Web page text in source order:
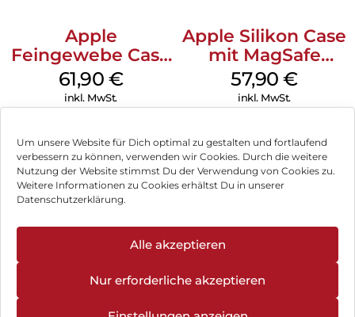
Um unsere Website für Dich optimal zu gestalten und fortlaufend
verbessern zu können, verwenden wir Cookies. Durch die weitere
Nutzung der Website stimmst Du der Verwendung von Cookies zu.
Weitere Informationen zu Cookies erhältst Du in unserer
Datenschutzerklärung.
Alle akzeptieren
Nur erforderliche akzeptieren
Apple
Feingewebe Case
iPhone 15 Pro
MagSafe Schwarz
61,90 €
inkl. MwSt.
Apple Silikon Case
mit MagSafe
iPhone 14 Pro
(PRODUCT)RED
57,90€
inkl. MwSt.
Impressum
Hinweis zur Batterieentsorgung